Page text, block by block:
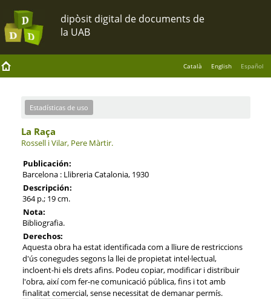
Català English Español
Estadísticas de uso
La Raça
Rossell i Vilar, Pere Màrtir.
Publicación:
Barcelona : Llibreria Catalonia, 1930
Descripción:
364 p.; 19 cm.
Nota:
Bibliografia.
Derechos:
Aquesta obra ha estat identificada com a lliure de restriccions
d'ús conegudes segons la llei de propietat intel·lectual,
incloent-hi els drets afins. Podeu copiar, modificar i distribuir
l'obra, així com fer-ne comunicació pública, fins i tot amb
finalitat comercial, sense necessitat de demanar permís.